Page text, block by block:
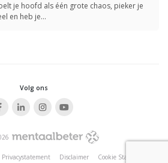
je hoofd als één grote chaos, pieker je
en heb je…
Volg ons
Privacystatement Disclaimer Cookie Statement